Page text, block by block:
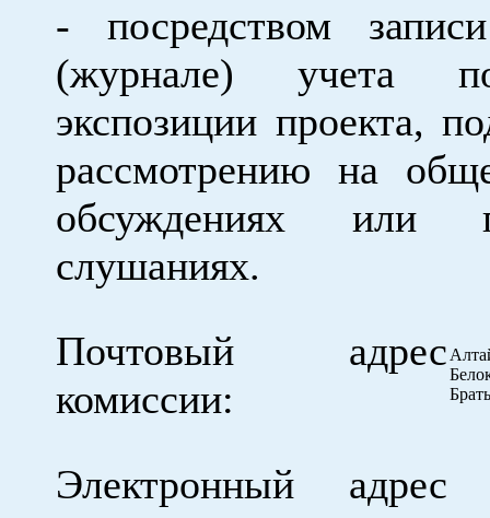
- посредством
(журнале) учета
экспозиции проекта,
рассмотрению на
обсуждениях или
слушаниях.
Почтовый адрес
комиссии:
Электронный адрес